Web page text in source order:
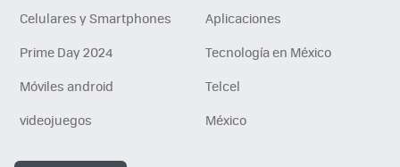
Celulares y Smartphones
Aplicaciones
Prime Day 2024
Tecnología en México
Móviles android
Telcel
videojuegos
México